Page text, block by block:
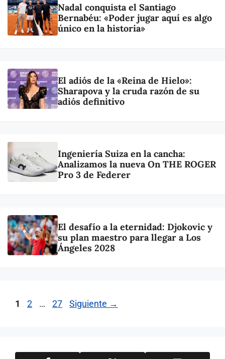
Nadal conquista el Santiago
Bernabéu: «Poder jugar aquí es algo
único en la historia»
El adiós de la «Reina de Hielo»:
Sharapova y la cruda razón de su
adiós definitivo
Ingeniería Suiza en la cancha:
Analizamos la nueva On THE ROGER
Pro 3 de Federer
El desafío a la eternidad: Djokovic y
su plan maestro para llegar a Los
Ángeles 2028
Página
1 Página
2 … Página
27 Siguiente →